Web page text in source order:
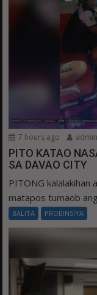
7 hours ago
PITO KATAO
SA DAVAO CITY
PITONG kalalakihan
matapos tumaob
BALITA PROBINSIYA